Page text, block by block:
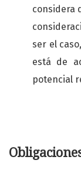
considera
ser el
está de
potencial